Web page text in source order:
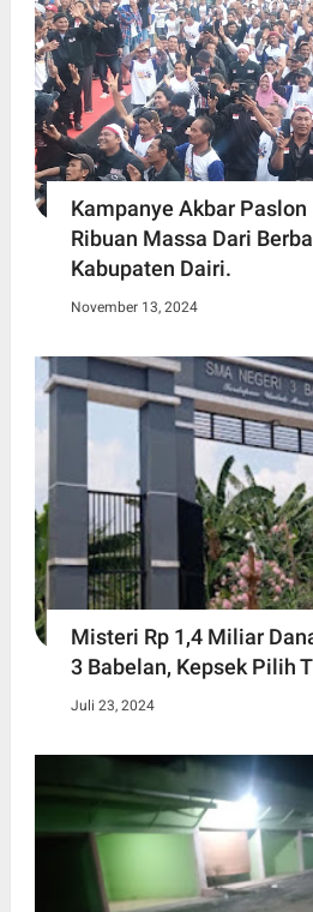
Kampanye Akbar
Ribuan Massa Dari
Kabupaten Dairi.
November 13, 2024
Misteri Rp 1,4 Miliar
3 Babelan, Kepsek Pilih
Juli 23, 2024